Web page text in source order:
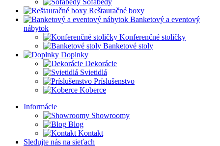
Sofabedy
Reštauračné boxy
Banketový a eventový
nábytok
Konferenčné stoličky
Banketové stoly
Doplnky
Dekorácie
Svietidlá
Príslušenstvo
Koberce
Informácie
Showroomy
Blog
Kontakt
Sledujte nás na sieťach